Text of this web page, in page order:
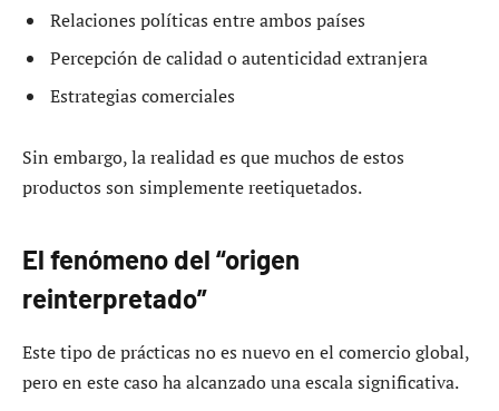
Relaciones políticas entre ambos países
Percepción de calidad o autenticidad extranjera
Estrategias comerciales
Sin embargo, la realidad es que muchos de estos
productos son simplemente reetiquetados.
El fenómeno del “origen
reinterpretado”
Este tipo de prácticas no es nuevo en el comercio global,
pero en este caso ha alcanzado una escala significativa.